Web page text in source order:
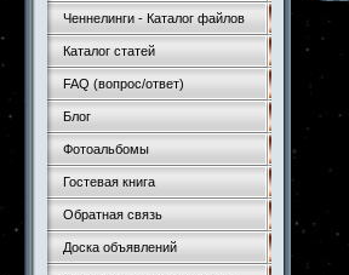
Ченнелинги - Каталог файлов
Каталог статей
FAQ (вопрос/ответ)
Блог
Фотоальбомы
Гостевая книга
Обратная связь
Доска объявлений